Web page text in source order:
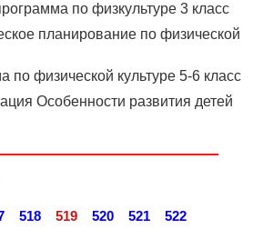
по физкультуре 3 класс
планирование по физической
по физической культуре 5-6 класс
Особенности развития детей
518 519 520 521
522